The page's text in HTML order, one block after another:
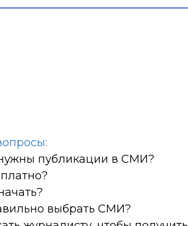
публикации в СМИ?
выбрать СМИ?